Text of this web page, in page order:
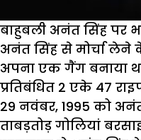
बाहुबली अनंत सिंह पर
अनंत सिंह से मोर्चा
अपना एक गैंग बनाया
प्रतिबंधित 2 एके 47
29 नवंबर, 1995 को
ताबड़तोड़ गोलियां